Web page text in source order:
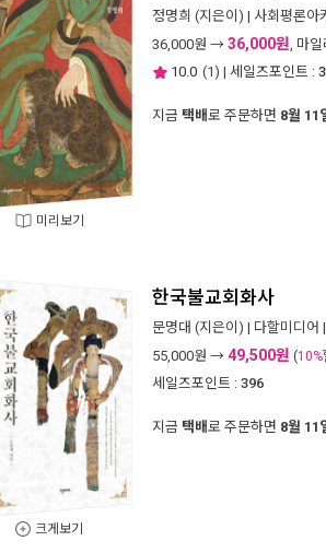
미리보기
정명희 (지은이) | 사회평론아
36,000원 → 36,000원, 마일
10.0 (1) | 세일즈포인트 :
지금 택배로 주문하면 8월 11
크게보기
한국불교회화사
문명대 (지은이) | 다할미디어
55,000원 → 49,500원 (10%
세일즈포인트 : 396
지금 택배로 주문하면 8월 11